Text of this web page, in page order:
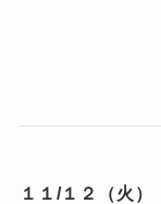
１１/１２（火）